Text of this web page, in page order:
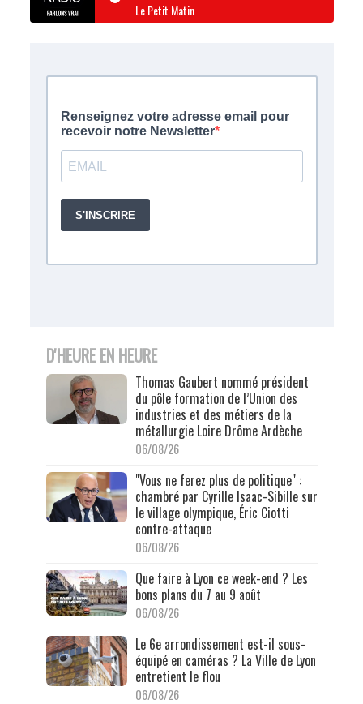
Le Petit Matin
D'HEURE EN HEURE
Thomas Gaubert nommé président
du pôle formation de l’Union des
industries et des métiers de la
métallurgie Loire Drôme Ardèche
06/08/26
"Vous ne ferez plus de politique" :
chambré par Cyrille Isaac-Sibille sur
le village olympique, Éric Ciotti
contre-attaque
06/08/26
Que faire à Lyon ce week-end ? Les
bons plans du 7 au 9 août
06/08/26
Le 6e arrondissement est-il sous-
équipé en caméras ? La Ville de Lyon
entretient le flou
06/08/26